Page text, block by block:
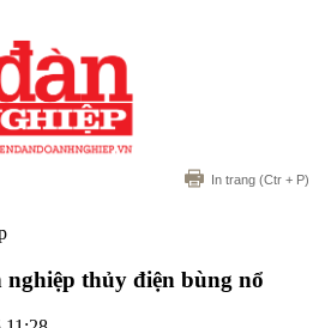
In trang (Ctr + P)
thủy điện bùng nổ